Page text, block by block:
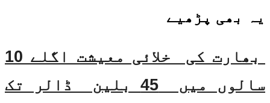
یہ بھی پڑھیے
بھارت کی خلائی معیشت اگلے 10
سالوں میں 45 بلین ڈالر تک